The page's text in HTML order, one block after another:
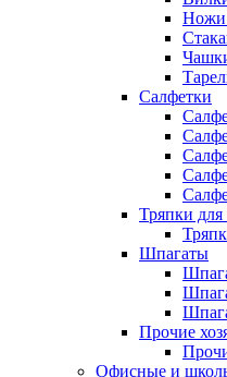
Ножи
Салфетки
Тряпки для
Шпагаты
Прочие
Офисные и